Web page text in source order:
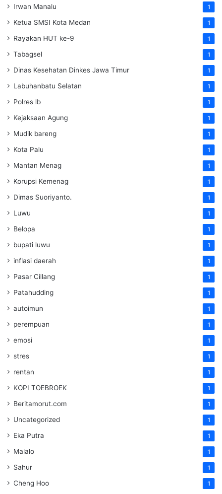
Irwan Manalu 1
Ketua SMSI Kota Medan 1
Rayakan HUT ke-9 1
Tabagsel 1
Dinas Kesehatan Dinkes Jawa Timur 1
Labuhanbatu Selatan 1
Polres lb 1
Kejaksaan Agung 1
Mudik bareng 1
Kota Palu 1
Mantan Menag 1
Korupsi Kemenag 1
Dimas Suoriyanto. 1
Luwu 1
Belopa 1
bupati luwu 1
inflasi daerah 1
Pasar Cillang 1
Patahudding 1
autoimun 1
perempuan 1
emosi 1
stres 1
rentan 1
KOPI TOEBROEK 1
Beritamorut.com 1
Uncategorized 1
Eka Putra 1
Malalo 1
Sahur 1
Cheng Hoo 1